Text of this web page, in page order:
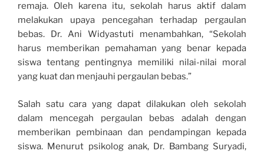
remaja. Oleh karena itu, sekolah harus aktif dalam
melakukan upaya pencegahan terhadap pergaulan
bebas. Dr. Ani Widyastuti menambahkan, “Sekolah
harus memberikan pemahaman yang benar kepada
siswa tentang pentingnya memiliki nilai-nilai moral
yang kuat dan menjauhi pergaulan bebas.”
Salah satu cara yang dapat dilakukan oleh sekolah
dalam mencegah pergaulan bebas adalah dengan
memberikan pembinaan dan pendampingan kepada
siswa. Menurut psikolog anak, Dr. Bambang Suryadi,